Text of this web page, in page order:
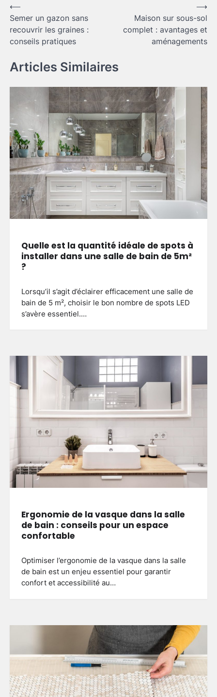
Navigation
de
l’article
⟵
Semer un gazon sans
recouvrir les graines :
conseils pratiques
Maison sur sous-sol
complet : avantages et
aménagements
⟶
Articles Similaires
Quelle est la quantité idéale de spots à
installer dans une salle de bain de 5m²
?
Lorsqu’il s’agit d’éclairer efficacement une salle de
bain de 5 m², choisir le bon nombre de spots LED
s’avère essentiel.…
Ergonomie de la vasque dans la salle
de bain : conseils pour un espace
confortable
Optimiser l’ergonomie de la vasque dans la salle
de bain est un enjeu essentiel pour garantir
confort et accessibilité au…